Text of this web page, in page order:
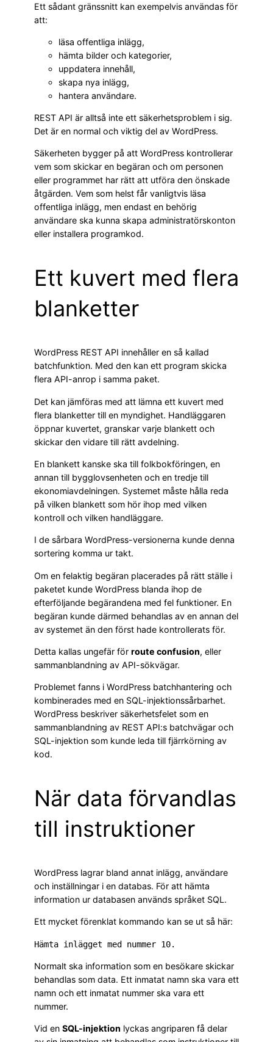
Ett sådant gränssnitt kan exempelvis användas för
att:
läsa offentliga inlägg,
hämta bilder och kategorier,
uppdatera innehåll,
skapa nya inlägg,
hantera användare.
REST API är alltså inte ett säkerhetsproblem i sig.
Det är en normal och viktig del av WordPress.
Säkerheten bygger på att WordPress kontrollerar
vem som skickar en begäran och om personen
eller programmet har rätt att utföra den önskade
åtgärden. Vem som helst får vanligtvis läsa
offentliga inlägg, men endast en behörig
användare ska kunna skapa administratörskonton
eller installera programkod.
Ett kuvert med flera
blanketter
WordPress REST API innehåller en så kallad
batchfunktion. Med den kan ett program skicka
flera API-anrop i samma paket.
Det kan jämföras med att lämna ett kuvert med
flera blanketter till en myndighet. Handläggaren
öppnar kuvertet, granskar varje blankett och
skickar den vidare till rätt avdelning.
En blankett kanske ska till folkbokföringen, en
annan till bygglovsenheten och en tredje till
ekonomiavdelningen. Systemet måste hålla reda
på vilken blankett som hör ihop med vilken
kontroll och vilken handläggare.
I de sårbara WordPress-versionerna kunde denna
sortering komma ur takt.
Om en felaktig begäran placerades på rätt ställe i
paketet kunde WordPress blanda ihop de
efterföljande begärandena med fel funktioner. En
begäran kunde därmed behandlas av en annan del
av systemet än den först hade kontrollerats för.
Detta kallas ungefär för route confusion, eller
sammanblandning av API-sökvägar.
Problemet fanns i WordPress batchhantering och
kombinerades med en SQL-injektionssårbarhet.
WordPress beskriver säkerhetsfelet som en
sammanblandning av REST API:s batchvägar och
SQL-injektion som kunde leda till fjärrkörning av
kod.
När data förvandlas
till instruktioner
WordPress lagrar bland annat inlägg, användare
och inställningar i en databas. För att hämta
information ur databasen används språket SQL.
Ett mycket förenklat kommando kan se ut så här:
Hämta inlägget med nummer 10.
Normalt ska information som en besökare skickar
behandlas som data. Ett inmatat namn ska vara ett
namn och ett inmatat nummer ska vara ett
nummer.
Vid en SQL-injektion lyckas angriparen få delar